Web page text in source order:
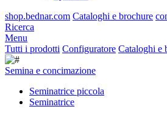
shop.bednar.com Cataloghi e brochure
Ricerca
Menu
Tutti i prodotti Configuratore Cataloghi e
Semina e concimazione
Seminatrice piccola
Seminatrice